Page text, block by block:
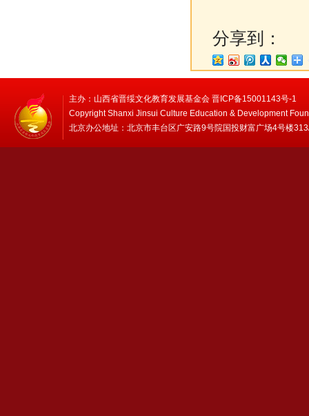
分享到：
主办：山西省晋绥文化教育发展基金会 晋ICP备15001143号-1
Copyright Shanxi Jinsui Culture Education & Development
北京办公地址：北京市丰台区广安路9号院国投财富广场4号楼